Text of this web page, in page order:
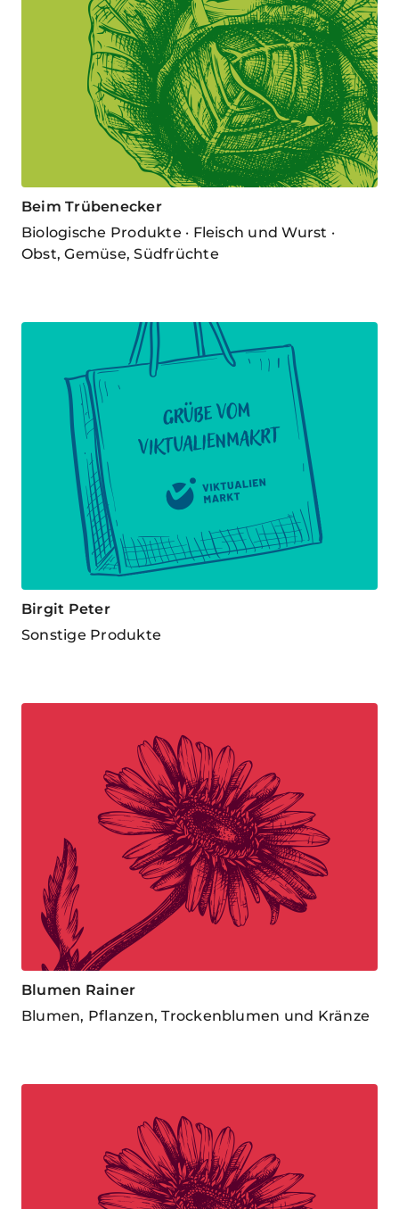
Beim Trübenecker
Biologische Produkte · Fleisch und Wurst ·
Obst, Gemüse, Südfrüchte
Birgit Peter
Sonstige Produkte
Blumen Rainer
Blumen, Pflanzen, Trockenblumen und Kränze